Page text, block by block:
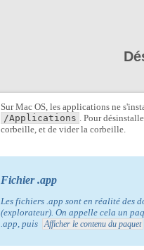
Sur Mac OS, les applications ne
/Applications . Pour
corbeille, et de vider la corbeille.
Fichier .app
Les fichiers .app sont en réalité des
(explorateur). On appelle cela un
.app, puis
Afficher le contenu du paquet